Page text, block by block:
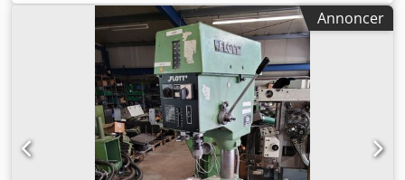
mm Overhæng: 220 mm Bord: 275x220 mm Samlet
effektforbrug: 0,4 kW Tilbehør/udstyr: borepatron
Dwodpjznrnysfx Ablsa Stand: god Vægt: 125 kg
Dimensioner: 330 x 750 x 660 mm
Annoncer